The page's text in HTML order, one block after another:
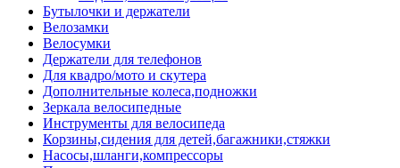
Бутылочки и держатели
Велозамки
Велосумки
Держатели для телефонов
Для квадро/мото и скутера
Дополнительные колеса,подножки
Зеркала велосипедные
Инструменты для велосипеда
Корзины,сидения для детей,багажники,стяжки
Насосы,шланги,компрессоры